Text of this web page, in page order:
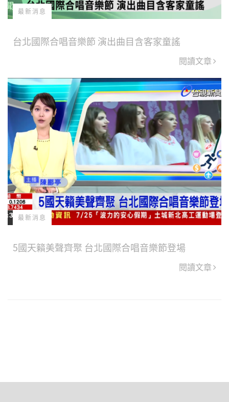
最新消息
台北國際合唱音樂節 演出曲目含客家童謠
閱讀文章
最新消息
5國天籟美聲齊聚 台北國際合唱音樂節登場
閱讀文章